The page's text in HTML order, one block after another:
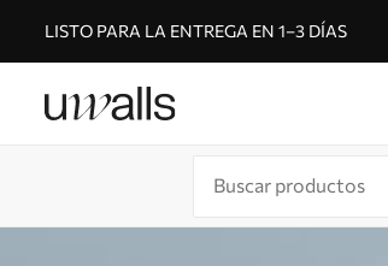
LISTO PARA LA ENTREGA EN 1–3 DÍAS